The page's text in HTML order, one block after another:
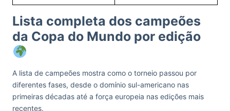
Lista completa dos campeões
da Copa do Mundo por edição
A lista de campeões mostra como o torneio passou por
diferentes fases, desde o domínio sul-americano nas
primeiras décadas até a força europeia nas edições mais
recentes.